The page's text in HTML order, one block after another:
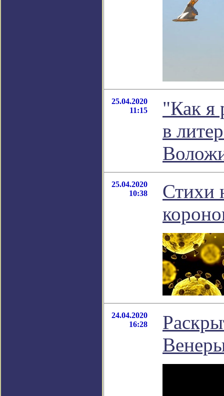
25.04.2020
11:15
"Как я
в
25.04.2020
10:38
Стихи
24.04.2020
16:28